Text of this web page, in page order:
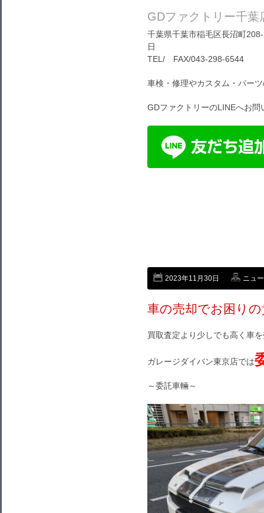
GDファクトリー千葉
千葉県千葉市稲毛区長沼町
日
TEL/ FAX/043-298-6544
車検・修理やカスタム・パー
GDファクトリーのLINEへお問
2023年11月30日 ニュ
車の売却でお困りの
買取査定より少しでも高く車
ガレージダイバン東京店では
～委託車輛～